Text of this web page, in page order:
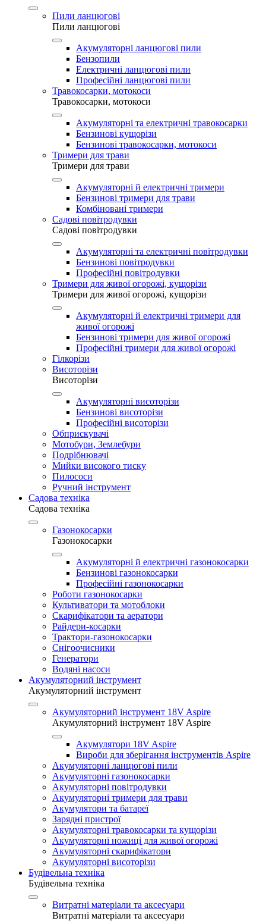
Пили ланцюгові
Пили ланцюгові
Акумуляторні ланцюгові пили
Бензопили
Електричні ланцюгові пили
Професійні ланцюгові пили
Травокосарки, мотокоси
Травокосарки, мотокоси
Акумуляторні та електричні травокосарки
Бензинові кущорізи
Бензинові травокосарки, мотокоси
Тримери для трави
Тримери для трави
Акумуляторні й електричні тримери
Бензинові тримери для трави
Комбіновані тримери
Садові повітродувки
Садові повітродувки
Акумуляторні та електричні повітродувки
Бензинові повітродувки
Професійні повітродувки
Тримери для живої огорожі, кущорізи
Тримери для живої огорожі, кущорізи
Акумуляторні й електричні тримери для
живої огорожі
Бензинові тримери для живої огорожі
Професійні тримери для живої огорожі
Гілкорізи
Висоторізи
Висоторізи
Акумуляторні висоторізи
Бензинові висоторізи
Професійні висоторізи
Обприскувачі
Мотобури, Землебури
Подрібнювачі
Мийки високого тиску
Пилососи
Ручний інструмент
Садова техніка
Садова техніка
Газонокосарки
Газонокосарки
Акумуляторні й електричні газонокосарки
Бензинові газонокосарки
Професійні газонокосарки
Роботи газонокосарки
Культиватори та мотоблоки
Скарифікатори та аератори
Райдери-косарки
Трактори-газонокосарки
Снігоочисники
Генератори
Водяні насоси
Акумуляторний інструмент
Акумуляторний інструмент
Акумуляторний інструмент 18V Aspire
Акумуляторний інструмент 18V Aspire
Акумулятори 18V Aspire
Вироби для зберігання інструментів Aspire
Акумуляторні ланцюгові пили
Акумуляторні газонокосарки
Акумуляторні повітродувки
Акумуляторні тримери для трави
Акумулятори та батареї
Зарядні пристрої
Акумуляторні травокосарки та кущорізи
Акумуляторні ножиці для живої огорожі
Акумуляторні скарифікатори
Акумуляторні висоторізи
Будівельна техніка
Будівельна техніка
Витратні матеріали та аксесуари
Витратні матеріали та аксесуари